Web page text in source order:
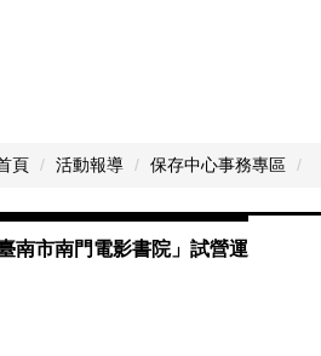
頁 活動報導 保存中心事務專區
臺南市南門電影書院」試營運